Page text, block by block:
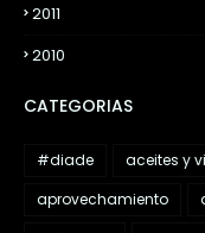
2011
2010
CATEGORIAS
#diade
aceites y
aprovechamiento